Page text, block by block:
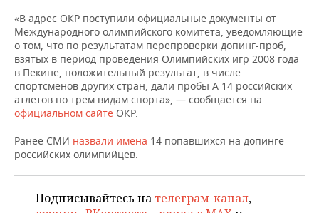
КОМУ ПРИНАДЛЕЖАТ
ТОРГОВЫЕ ЦЕНТРЫ
ТАТАРСТАНА
БЮДЖЕТ
ИНВЕСТИЦИИ
АГРОПРОМ
МАШИНОСТРОЕНИЕ
НЕФТЕХИМИЯ
НЕФТЬ
ОПК
НОВОСТИ АВТО
БИЗНЕС
НОВОСТИ БИЗНЕСА
РОЗНИЧНАЯ ТОРГОВЛЯ
ТРАНСПОРТ
УСЛУГИ
ТЕХНОЛОГИИ
НОВОСТИ ТЕХНОЛОГИЙ
IT
МЕДИА
ТЕЛЕКОММУНИКАЦИИ
МЕРОПРИЯТИЯ
НОВОСТИ МЕРОПРИЯТИЙ
ВЫЕЗДНАЯ РЕДАКЦИЯ
БИЗНЕС-БРАНЧИ
СПОРТ
НОВОСТИ СПОРТА
ФУТБОЛ
ОБЩЕСТВО
НОВОСТИ ОБЩЕСТВА
ФОТОГАЛЕРЕЯ
«В адрес ОКР поступили официальные документы от
Международного олимпийского комитета, уведомляющие
о том, что по результатам перепроверки допинг-проб,
взятых в период проведения Олимпийских игр 2008 года
в Пекине, положительный результат, в числе
спортсменов других стран, дали пробы А 14 российских
атлетов по трем видам спорта», — сообщается на
официальном сайте ОКР.
Ранее СМИ назвали имена 14 попавшихся на допинге
российских олимпийцев.
Подписывайтесь на телеграм-канал,